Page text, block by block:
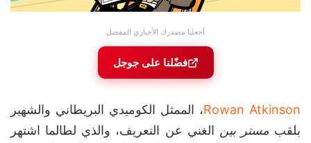
أجعلنا مصدرك الأخباري المفضل
فضّلنا على جوجل
Rowan Atkinson، الممثل الكوميدي البريطاني والشهير
بلقب مستر بين الغني عن التعريف، والذي لطالما اشتهر